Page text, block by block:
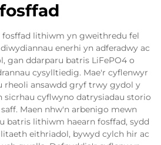
fosffad
fosffad lithiwm yn gweithredu fel
enerhi yn adferadwy ac
gan ddarparu batris LiFePO4 o
cysylltiedig. Mae'r cyflenwyr
rheoli ansawdd gryf trwy gydol y
sicrhau cyflwyno datrysiadau storio
Maen nhw'n arbenigo mewn
batris lithiwm haearn fosffad, sydd
eithriadol, bywyd cylch hir ac